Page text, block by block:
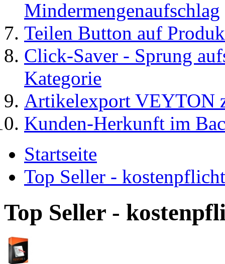
Mindermengenaufschlag
Teilen Button auf
Click-Saver - Sprung
Kategorie
Artikelexport VEYTON
Kunden-Herkunft im
Startseite
Top Seller -
Top Seller -